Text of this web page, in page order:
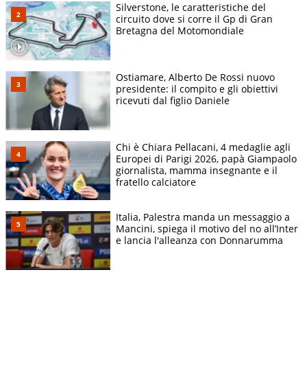
Silverstone, le caratteristiche del
circuito dove si corre il Gp di Gran
Bretagna del Motomondiale
Ostiamare, Alberto De Rossi nuovo
presidente: il compito e gli obiettivi
ricevuti dal figlio Daniele
Chi è Chiara Pellacani, 4 medaglie agli
Europei di Parigi 2026, papà Giampaolo
giornalista, mamma insegnante e il
fratello calciatore
Italia, Palestra manda un messaggio a
Mancini, spiega il motivo del no all’Inter
e lancia l'alleanza con Donnarumma